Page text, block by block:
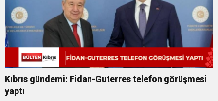
Kıbrıs gündemi: Fidan-Guterres telefon görüşmesi
yaptı